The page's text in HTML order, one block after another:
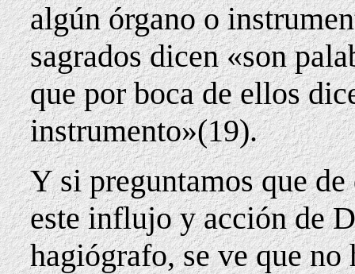
algún órgano o
sagrados dicen «son
que por boca de ellos
instrumento»(19).
Y si preguntamos que de
este influjo y acción de
hagiógrafo, se ve que